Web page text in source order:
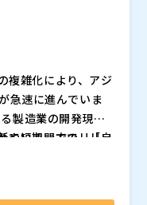
複雑化により、アジ
急速に進んでいま
製造業の開発現場
や短期間でのリリー
率化・自動化が不
ている一方で、「自
めたがテスト自動